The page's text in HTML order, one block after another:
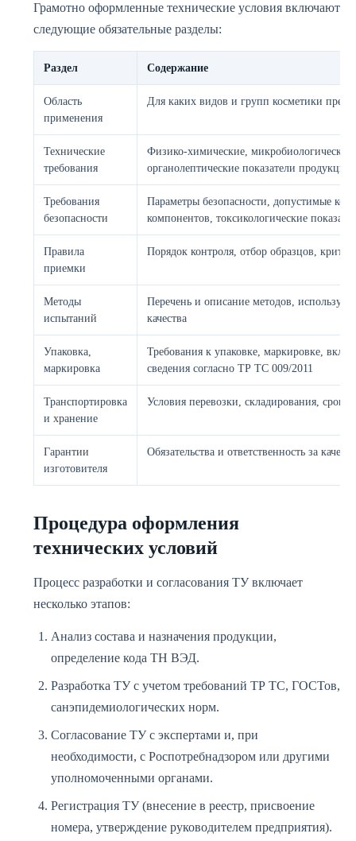
Грамотно оформленные технические условия включают
следующие обязательные разделы:
Раздел Содержание
Область
применения
Для каких видов и групп косметики
Технические
требования
Физико-химические, микробиологические,
органолептические показатели продукции
Требования
безопасности
Параметры безопасности, допустимые
компонентов, токсикологические
Правила
приемки
Порядок контроля, отбор образцов,
Методы
испытаний
Перечень и описание методов,
качества
Упаковка,
маркировка
Требования к упаковке, маркировке,
сведения согласно ТР ТС 009/2011
Транспортировка
и хранение
Условия перевозки, складирования, сроки
Гарантии
изготовителя
Обязательства и ответственность за
Процедура оформления
технических условий
Процесс разработки и согласования ТУ включает
несколько этапов:
Анализ состава и назначения продукции,
определение кода ТН ВЭД.
Разработка ТУ с учетом требований ТР ТС, ГОСТов,
санэпидемиологических норм.
Согласование ТУ с экспертами и, при
необходимости, с Роспотребнадзором или другими
уполномоченными органами.
Регистрация ТУ (внесение в реестр, присвоение
номера, утверждение руководителем предприятия).